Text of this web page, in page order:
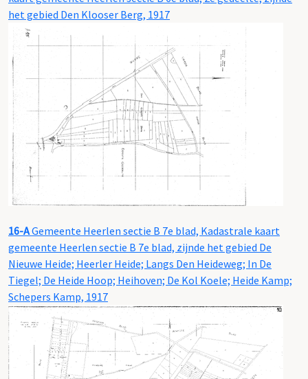
het gebied Den Klooser Berg, 1917
16-AGemeente Heerlen sectie B 7e blad, Kadastrale kaart
gemeente Heerlen sectie B 7e blad, zijnde het gebied De
Nieuwe Heide; Heerler Heide; Langs Den Heideweg; In De
Tiegel; De Heide Hoop; Heihoven; De Kol Koele; Heide Kamp;
Schepers Kamp, 1917